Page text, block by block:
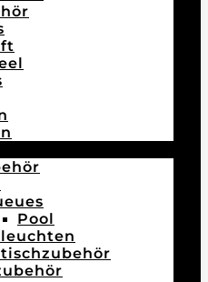
Pool